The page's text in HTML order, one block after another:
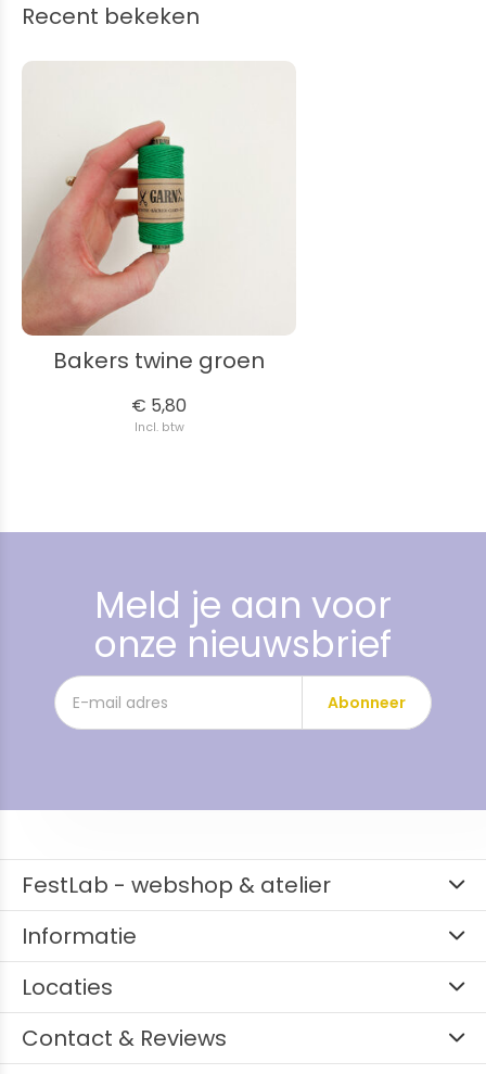
Recent bekeken
Bakers twine groen
€ 5,80
Incl. btw
Meld je aan voor
onze nieuwsbrief
Abonneer
FestLab - webshop & atelier
Informatie
Locaties
Contact & Reviews